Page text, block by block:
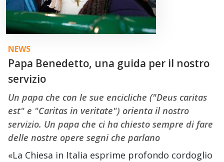
NEWS
Papa Benedetto, una guida per il nostro
servizio
Un papa che con le sue encicliche ("Deus caritas
est" e "Caritas in veritate") orienta il nostro
servizio. Un papa che ci ha chiesto sempre di fare
delle nostre opere segni che parlano
«La Chiesa in Italia esprime profondo cordoglio